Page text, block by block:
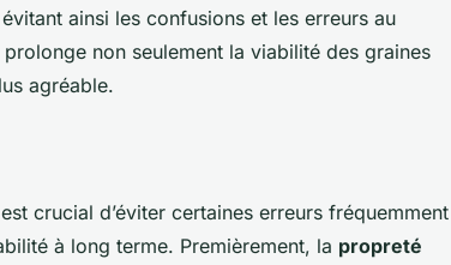
ainsi les confusions et les erreurs au
non seulement la viabilité des graines
agréable.
crucial d’éviter certaines erreurs fréquemment
à long terme. Premièrement, la propreté